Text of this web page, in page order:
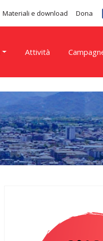
Materiali e download Dona
Attività